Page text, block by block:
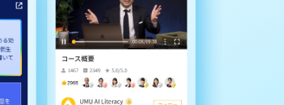
大画面インタラクション
学習プログラム